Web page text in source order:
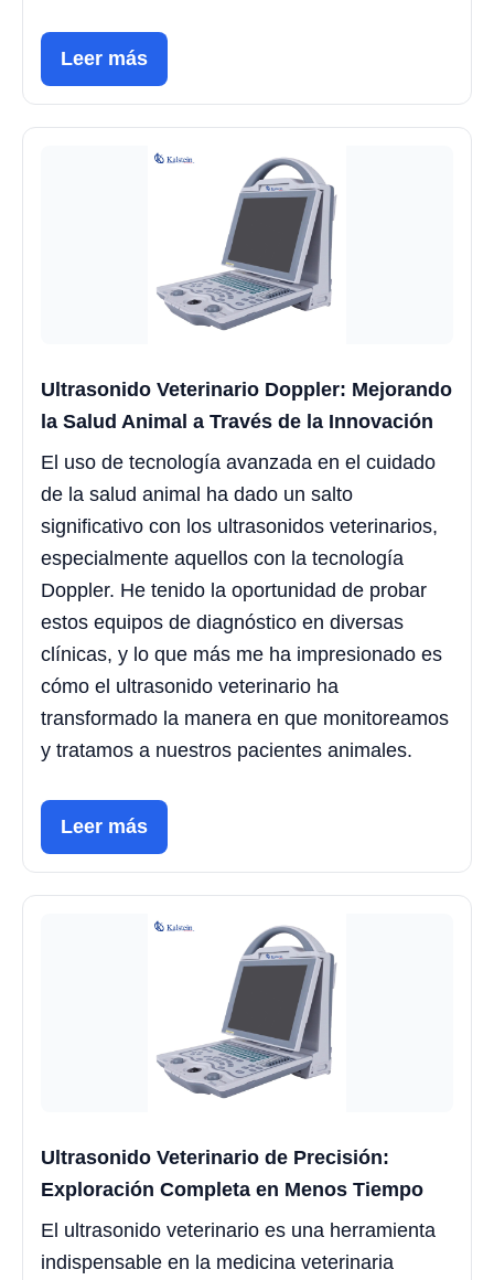
Leer más
Ultrasonido Veterinario Doppler: Mejorando
la Salud Animal a Través de la Innovación
El uso de tecnología avanzada en el cuidado
de la salud animal ha dado un salto
significativo con los ultrasonidos veterinarios,
especialmente aquellos con la tecnología
Doppler. He tenido la oportunidad de probar
estos equipos de diagnóstico en diversas
clínicas, y lo que más me ha impresionado es
cómo el ultrasonido veterinario ha
transformado la manera en que monitoreamos
y tratamos a nuestros pacientes animales.
Leer más
Ultrasonido Veterinario de Precisión:
Exploración Completa en Menos Tiempo
El ultrasonido veterinario es una herramienta
indispensable en la medicina veterinaria